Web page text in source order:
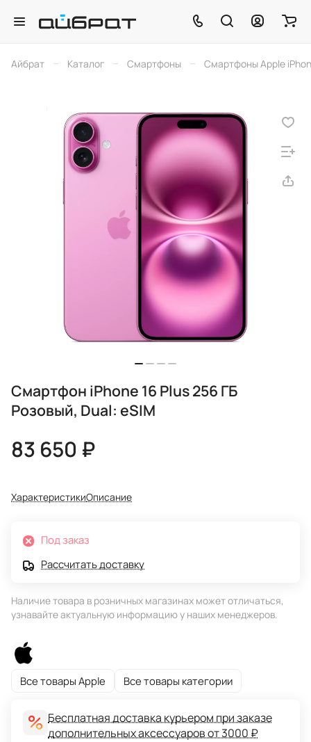
Айбрат – Каталог – Смартфоны – Смартфоны Apple
Смартфон iPhone 16 Plus 256 ГБ
Розовый, Dual: eSIM
83 650 ₽
ХарактеристикиОписание
Под заказ
Рассчитать доставку
Наличие товара в розничных магазинах может отличаться,
узнавайте актуальную информацию у наших менеджеров.
Все товары Apple Все товары категории
Бесплатная доставка курьером при заказе
дополнительных аксессуаров от 3000 ₽